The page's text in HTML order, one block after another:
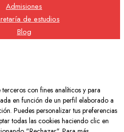
Admisiones
de estudios
Blog
con fines analíticos y para
en función de un perfil elaborado a
Puedes personalizar tus preferencias
todas las cookies haciendo clic en